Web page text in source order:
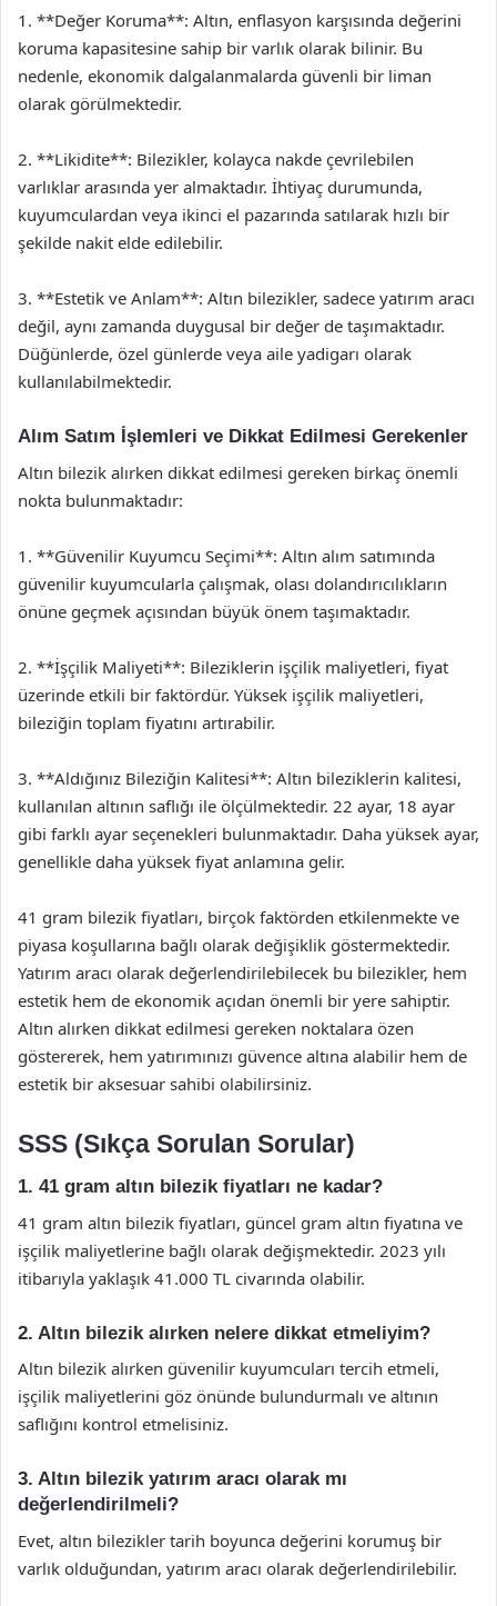
1. **Değer Koruma**: Altın, enflasyon karşısında değerini
koruma kapasitesine sahip bir varlık olarak bilinir. Bu
nedenle, ekonomik dalgalanmalarda güvenli bir liman
olarak görülmektedir.
2. **Likidite**: Bilezikler, kolayca nakde çevrilebilen
varlıklar arasında yer almaktadır. İhtiyaç durumunda,
kuyumculardan veya ikinci el pazarında satılarak hızlı bir
şekilde nakit elde edilebilir.
3. **Estetik ve Anlam**: Altın bilezikler, sadece yatırım aracı
değil, aynı zamanda duygusal bir değer de taşımaktadır.
Düğünlerde, özel günlerde veya aile yadigarı olarak
kullanılabilmektedir.
Alım Satım İşlemleri ve Dikkat Edilmesi Gerekenler
Altın bilezik alırken dikkat edilmesi gereken birkaç önemli
nokta bulunmaktadır:
1. **Güvenilir Kuyumcu Seçimi**: Altın alım satımında
güvenilir kuyumcularla çalışmak, olası dolandırıcılıkların
önüne geçmek açısından büyük önem taşımaktadır.
2. **İşçilik Maliyeti**: Bileziklerin işçilik maliyetleri, fiyat
üzerinde etkili bir faktördür. Yüksek işçilik maliyetleri,
bileziğin toplam fiyatını artırabilir.
3. **Aldığınız Bileziğin Kalitesi**: Altın bileziklerin kalitesi,
kullanılan altının saflığı ile ölçülmektedir. 22 ayar, 18 ayar
gibi farklı ayar seçenekleri bulunmaktadır. Daha yüksek ayar,
genellikle daha yüksek fiyat anlamına gelir.
41 gram bilezik fiyatları, birçok faktörden etkilenmekte ve
piyasa koşullarına bağlı olarak değişiklik göstermektedir.
Yatırım aracı olarak değerlendirilebilecek bu bilezikler, hem
estetik hem de ekonomik açıdan önemli bir yere sahiptir.
Altın alırken dikkat edilmesi gereken noktalara özen
göstererek, hem yatırımınızı güvence altına alabilir hem de
estetik bir aksesuar sahibi olabilirsiniz.
SSS (Sıkça Sorulan Sorular)
1. 41 gram altın bilezik fiyatları ne kadar?
41 gram altın bilezik fiyatları, güncel gram altın fiyatına ve
işçilik maliyetlerine bağlı olarak değişmektedir. 2023 yılı
itibarıyla yaklaşık 41.000 TL civarında olabilir.
2. Altın bilezik alırken nelere dikkat etmeliyim?
Altın bilezik alırken güvenilir kuyumcuları tercih etmeli,
işçilik maliyetlerini göz önünde bulundurmalı ve altının
saflığını kontrol etmelisiniz.
3. Altın bilezik yatırım aracı olarak mı
değerlendirilmeli?
Evet, altın bilezikler tarih boyunca değerini korumuş bir
varlık olduğundan, yatırım aracı olarak değerlendirilebilir.